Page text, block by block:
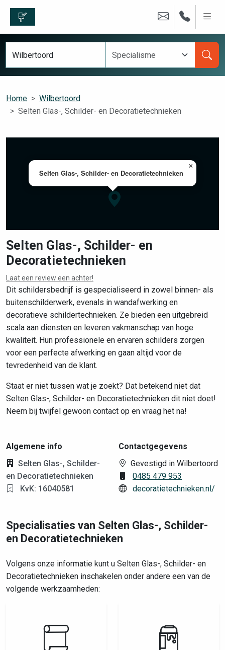
Home
Wilbertoord
Selten Glas-, Schilder- en Decoratietechnieken
Selten Glas-, Schilder- en Decoratietechnieken
×
Selten Glas-, Schilder- en
Decoratietechnieken
Laat een review een achter!
Dit schildersbedrijf is gespecialiseerd in zowel binnen- als
buitenschilderwerk, evenals in wandafwerking en
decoratieve schildertechnieken. Ze bieden een uitgebreid
scala aan diensten en leveren vakmanschap van hoge
kwaliteit. Hun professionele en ervaren schilders zorgen
voor een perfecte afwerking en gaan altijd voor de
tevredenheid van de klant.
Staat er niet tussen wat je zoekt? Dat betekend niet dat
Selten Glas-, Schilder- en Decoratietechnieken dit niet doet!
Neem bij twijfel gewoon contact op en vraag het na!
Algemene info
Selten Glas-, Schilder-
en Decoratietechnieken
KvK: 16040581
Contactgegevens
Gevestigd in Wilbertoord
0485 479 953
decoratietechnieken.nl/
Specialisaties van Selten Glas-, Schilder-
en Decoratietechnieken
Volgens onze informatie kunt u Selten Glas-, Schilder- en
Decoratietechnieken inschakelen onder andere een van de
volgende werkzaamheden: